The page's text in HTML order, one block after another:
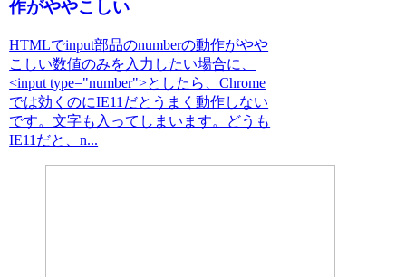
作がややこしい
HTMLでinput部品のnumberの動作がやや
こしい数値のみを入力したい場合に、
<input type="number">としたら、Chrome
では効くのにIE11だとうまく動作しない
です。文字も入ってしまいます。どうも
IE11だと、n...